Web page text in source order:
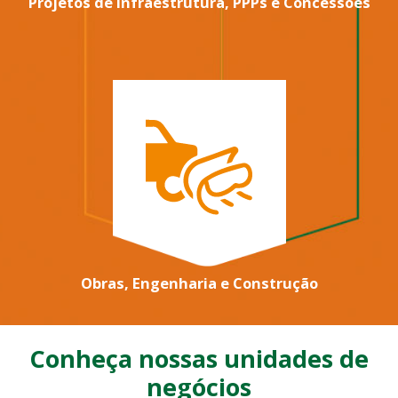
Obras, Engenharia e Construção
Conheça nossas unidades de
negócios